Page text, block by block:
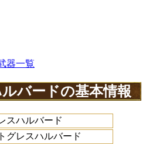
器一覧
バードの基本情報
スハルバード
グレスハルバード